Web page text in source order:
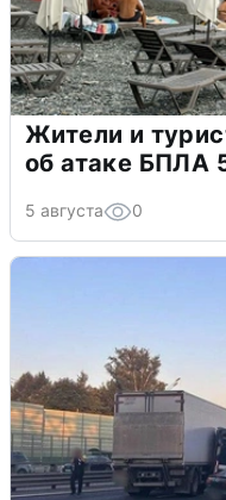
Жители и
об атаке БПЛА
5 августа 0